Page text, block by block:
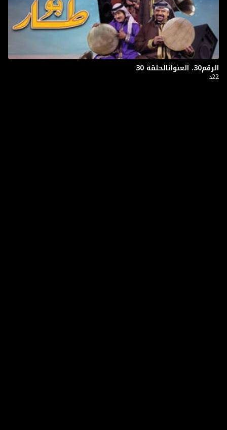
الرقم30. العنوانالحلقة 30
22د